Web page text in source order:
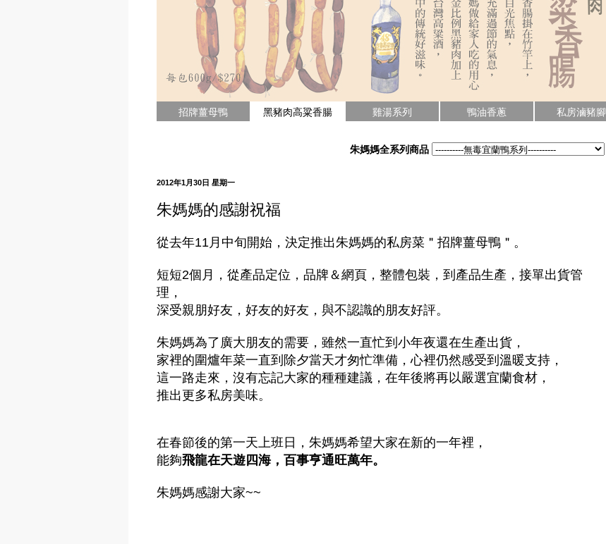
招牌薑母鴨 黑豬肉高粱香腸 雞湯系列 鴨油香蔥 私房滷豬腳
朱媽媽全系列商品
2012年1月30日 星期一
朱媽媽的感謝祝福
從去年11月中旬開始，決定推出朱媽媽的私房菜＂招牌薑母鴨＂。
短短2個月，從產品定位，品牌＆網頁，整體包裝，到產品生產，接單出貨管
理，
深受親朋好友，好友的好友，與不認識的朋友好評。
朱媽媽為了廣大朋友的需要，雖然一直忙到小年夜還在生產出貨，
家裡的圍爐年菜一直到除夕當天才匆忙準備，心裡仍然感受到溫暖支持，
這一路走來，沒有忘記大家的種種建議，在年後將再以嚴選宜蘭食材，
推出更多私房美味。
在春節後的第一天上班日，朱媽媽希望大家在新的一年裡，
能夠飛龍在天遊四海，百事亨通旺萬年。
朱媽媽感謝大家~~